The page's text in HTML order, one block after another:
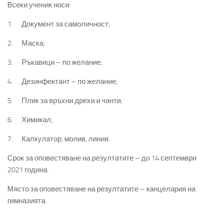
Всеки ученик носи:
1. Документ за самоличност;
2. Маска;
3. Ръкавици – по желание;
4. Дезинфектант – по желание;
5. Плик за връхни дрехи и чанти;
6. Химикал;
7. Калкулатор, молив, линия.
Срок за оповестяване на резултатите – до 14 септември
2021 година.
Място за оповестяване на резултатите – канцелария на
гимназията.